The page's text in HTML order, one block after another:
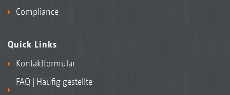
Compliance
Quick Links
Kontaktformular
FAQ | Häufig gestellte